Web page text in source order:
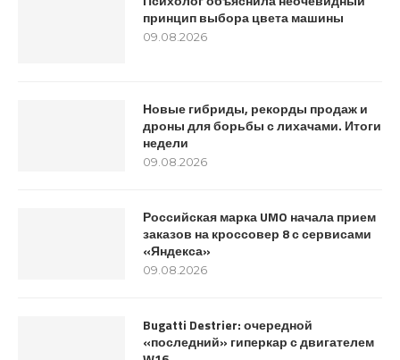
принцип выбора цвета машины
09.08.2026
Новые гибриды, рекорды продаж и
дроны для борьбы с лихачами. Итоги
недели
09.08.2026
Российская марка UMO начала прием
заказов на кроссовер 8 с сервисами
«Яндекса»
09.08.2026
Bugatti Destrier: очередной
«последний» гиперкар с двигателем